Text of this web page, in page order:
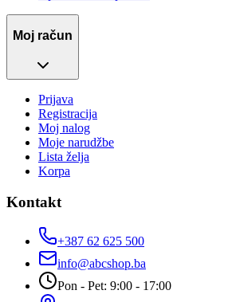
Moj račun
Prijava
Registracija
Moj nalog
Moje narudžbe
Lista želja
Korpa
Kontakt
+387 62 625 500
info@abcshop.ba
Pon - Pet: 9:00 - 17:00